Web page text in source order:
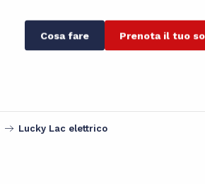
Cosa fare Prenota il tuo
Lucky Lac elettrico